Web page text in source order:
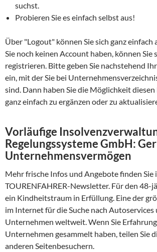
suchst.
Probieren Sie es einfach selbst aus!
Über "Logout" können Sie sich ganz einfach
Sie noch keinen Account haben, können Sie
registrieren. Bitte geben Sie nachstehend
ein, mit der Sie bei
sind. Dann haben Sie die Möglichkeit
ganz einfach zu ergänzen oder zu
Vorläufige
Regelungssysteme GmbH:
Unternehmensvermögen
Mehr frische Infos und Angebote finden Sie
TOURENFAHRER-Newsletter. Für den 48-
ein Kindheitstraum in Erfüllung. Eine der
im Internet für die Suche nach
Unternehmen weltweit. Wenn Sie
Unternehmen gesammelt haben, teilen Sie
anderen Seitenbesuchern.